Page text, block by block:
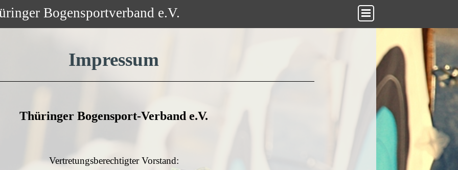
Bogensportverband e.V.
Impressum
Thüringer Bogensport-Verband e.V.
Vertretungsberechtigter Vorstand: